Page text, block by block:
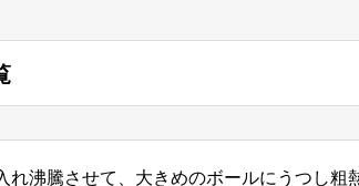
沸騰させて、大きめのボールにうつし粗